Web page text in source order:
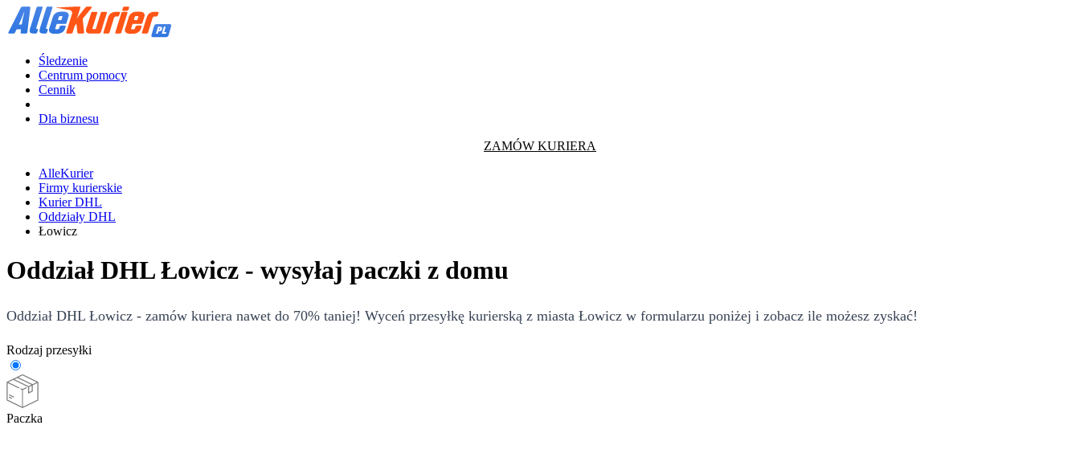
Śledzenie
Centrum pomocy
Cennik
Dla biznesu
ZAMÓW KURIERA
AlleKurier
Firmy kurierskie
Kurier DHL
Oddziały DHL
Łowicz
Oddział DHL Łowicz - wysyłaj paczki z domu
Oddział DHL Łowicz - zamów kuriera nawet do 70% taniej! Wyceń przesyłkę kurierską z miasta Łowicz w formularzu poniżej i zobacz ile możesz zyskać!
Rodzaj przesyłki
Paczka